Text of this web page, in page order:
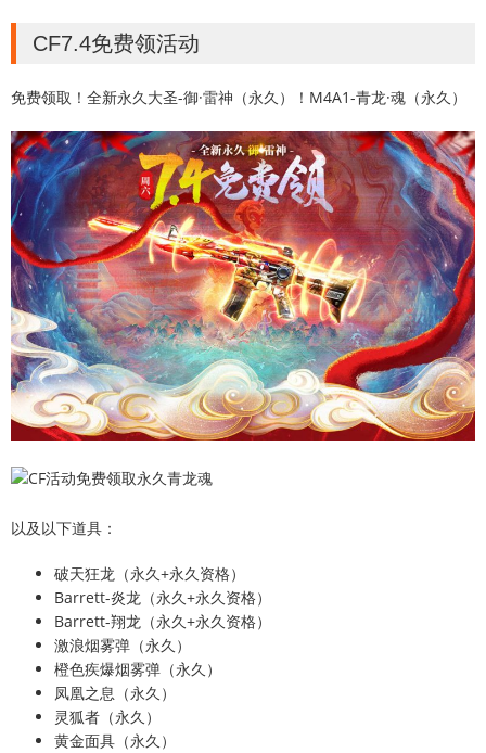
CF7.4免费领活动
免费领取！全新永久大圣-御·雷神（永久）！M4A1-青龙·魂（永久）
以及以下道具：
破天狂龙（永久+永久资格）
Barrett-炎龙（永久+永久资格）
Barrett-翔龙（永久+永久资格）
激浪烟雾弹（永久）
橙色疾爆烟雾弹（永久）
凤凰之息（永久）
灵狐者（永久）
黄金面具（永久）